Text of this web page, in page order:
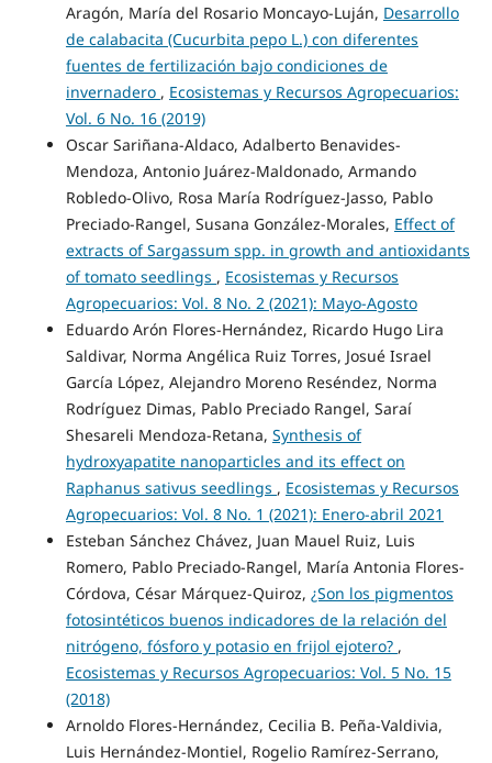
Aragón, María del Rosario Moncayo-Luján, Desarrollo
de calabacita (Cucurbita pepo L.) con diferentes
fuentes de fertilización bajo condiciones de
invernadero , Ecosistemas y Recursos Agropecuarios:
Vol. 6 No. 16 (2019)
Oscar Sariñana-Aldaco, Adalberto Benavides-
Mendoza, Antonio Juárez-Maldonado, Armando
Robledo-Olivo, Rosa María Rodríguez-Jasso, Pablo
Preciado-Rangel, Susana González-Morales, Effect of
extracts of Sargassum spp. in growth and antioxidants
of tomato seedlings , Ecosistemas y Recursos
Agropecuarios: Vol. 8 No. 2 (2021): Mayo-Agosto
Eduardo Arón Flores-Hernández, Ricardo Hugo Lira
Saldivar, Norma Angélica Ruiz Torres, Josué Israel
García López, Alejandro Moreno Reséndez, Norma
Rodríguez Dimas, Pablo Preciado Rangel, Saraí
Shesareli Mendoza-Retana, Synthesis of
hydroxyapatite nanoparticles and its effect on
Raphanus sativus seedlings , Ecosistemas y Recursos
Agropecuarios: Vol. 8 No. 1 (2021): Enero-abril 2021
Esteban Sánchez Chávez, Juan Mauel Ruiz, Luis
Romero, Pablo Preciado-Rangel, María Antonia Flores-
Córdova, César Márquez-Quiroz, ¿Son los pigmentos
fotosintéticos buenos indicadores de la relación del
nitrógeno, fósforo y potasio en frijol ejotero? ,
Ecosistemas y Recursos Agropecuarios: Vol. 5 No. 15
(2018)
Arnoldo Flores-Hernández, Cecilia B. Peña-Valdivia,
Luis Hernández-Montiel, Rogelio Ramírez-Serrano,